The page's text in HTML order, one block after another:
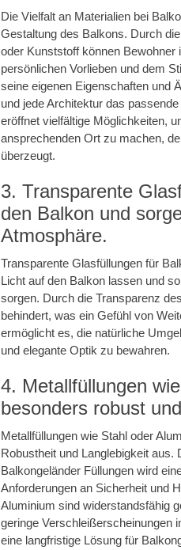
Die Vielfalt an Materialien bei
Gestaltung des Balkons. Durch
oder Kunststoff können
persönlichen Vorlieben und dem
seine eigenen Eigenschaften und
und jede Architektur das
eröffnet vielfältige Möglichkeiten,
ansprechenden Ort zu machen,
überzeugt.
3. Transparente
den Balkon und
Atmosphäre.
Transparente Glasfüllungen für
Licht auf den Balkon lassen und
sorgen. Durch die Transparenz
behindert, was ein Gefühl von
ermöglicht es, die natürliche
und elegante Optik zu bewahren.
4. Metallfüllungen
besonders robust
Metallfüllungen wie Stahl oder
Robustheit und Langlebigkeit aus.
Balkongeländer Füllungen wird
Anforderungen an Sicherheit und
Aluminium sind widerstandsfähig
geringe Verschleißerscheinungen
eine langfristige Lösung für